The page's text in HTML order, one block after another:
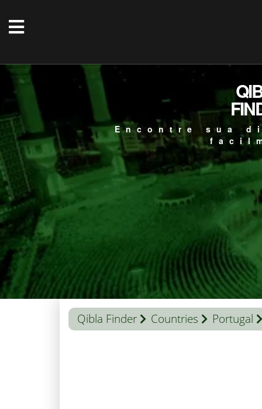
Encontre sua
Qibla Finder Countries Portugal